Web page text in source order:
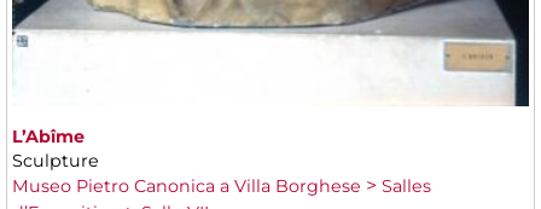
L’Abîme
Sculpture
Museo Pietro Canonica a Villa Borghese
Salles